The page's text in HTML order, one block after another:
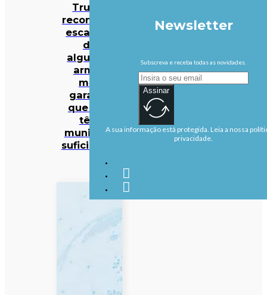
Trump
reconhece
escassez
de
algumas
armas
mas
garante
que EUA
têm
munições
suficientes
Newsletter
Subscreva e receba todas as novidades.
Assinar
A sua informação está protegida. Leia a nossa
privacidade.